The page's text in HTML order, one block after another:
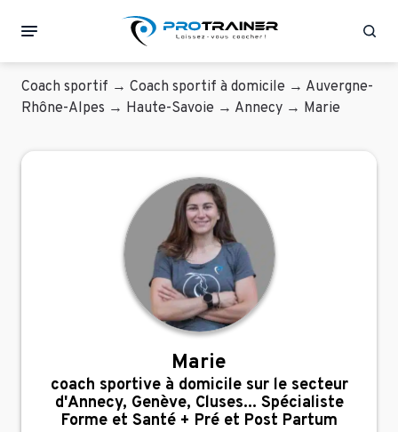
Coach sportif → Coach sportif à domicile → Auvergne-
Rhône-Alpes → Haute-Savoie → Annecy → Marie
Marie
coach sportive à domicile sur le secteur
d'Annecy, Genève, Cluses... Spécialiste
Forme et Santé + Pré et Post Partum